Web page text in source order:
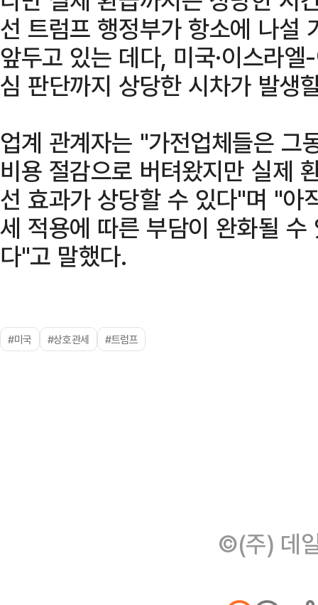
선 트럼프 행정부가 항소에 나설
앞두고 있는 데다, 미국·이스라
심 판단까지 상당한 시차가 발생
업계 관계자는 "가전업체들은 그
비용 절감으로 버텨왔지만 실제
선 효과가 상당할 수 있다"며 "아
세 적용에 따른 부담이 완화될
다"고 말했다.
#미국 #상호관세 #트럼프
©(주) 데